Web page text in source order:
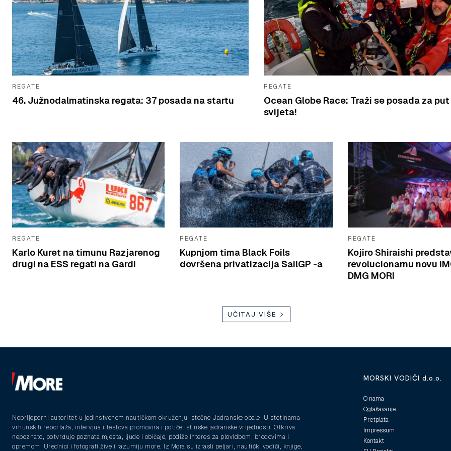
REGATE
46. Južnodalmatinska regata: 37 posada na startu
REGATE
Ocean Globe Race: Traži se posada za
svijeta!
REGATE
Karlo Kuret na timunu Razjarenog
drugi na ESS regati na Gardi
REGATE
Kupnjom tima Black Foils
dovršena privatizacija SailGP -a
REGATE
Kojiro Shiraishi
revolucionarnu novu
DMG MORI
UČITAJ VIŠE
Neprijeporni autoritet u jedinstvenom nautičkom okruženju istočne Jadranske obale. U stotinama
vrhunskih reportaža, intervjua i testova promovira i potiče istinske jadranske vrijednosti. Otkriva
nepoznato, potvrđuje poznata mjesta, ljude i običaje, podiže interes za plovidbom, brodovima i
opremom. Urednici i fotografi žive i razumiju more. Iz Mora su izrasli peljari, nautički vodiči, knjige,
MORSKI VODIČI d.o.o.
O nama
Oglašavanje
Pretplata
Impressum
Kontakt